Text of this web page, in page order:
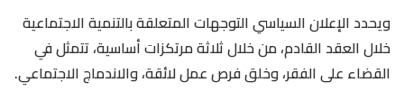
ويحدد الإعلان السياسي التوجهات المتعلقة بالتنمية الاجتماعية
خلال العقد القادم، من خلال ثلاثة مرتكزات أساسية، تتمثل في
القضاء على الفقر، وخلق فرص عمل لائقة، والاندماج الاجتماعي.